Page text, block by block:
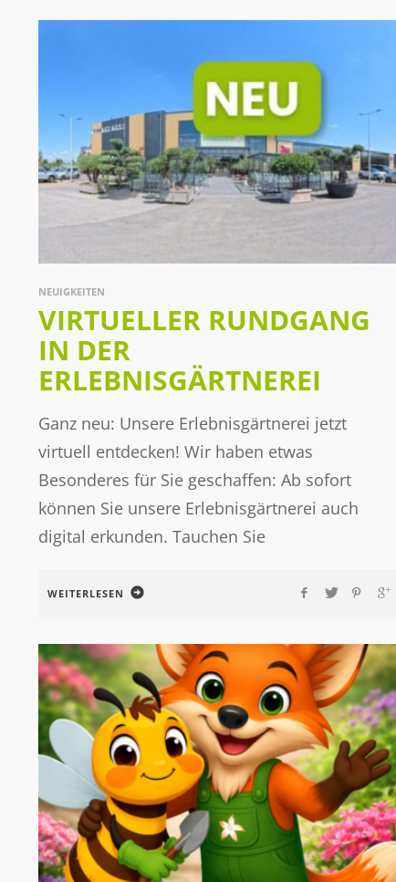
NEUIGKEITEN
VIRTUELLER RUNDGANG
IN DER
ERLEBNISGÄRTNEREI
Ganz neu: Unsere Erlebnisgärtnerei jetzt
virtuell entdecken! Wir haben etwas
Besonderes für Sie geschaffen: Ab sofort
können Sie unsere Erlebnisgärtnerei auch
digital erkunden. Tauchen Sie
WEITERLESEN